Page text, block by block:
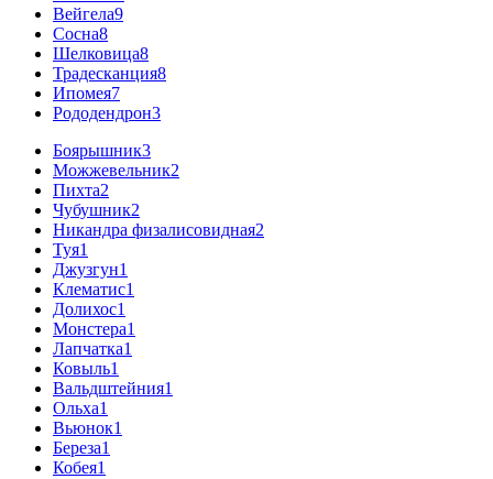
Вейгела9
Сосна8
Шелковица8
Традесканция8
Ипомея7
Рододендрон3
Боярышник3
Можжевельник2
Пихта2
Чубушник2
Никандра физалисовидная2
Туя1
Джузгун1
Клематис1
Долихос1
Монстера1
Лапчатка1
Ковыль1
Вальдштейния1
Ольха1
Вьюнок1
Береза1
Кобея1